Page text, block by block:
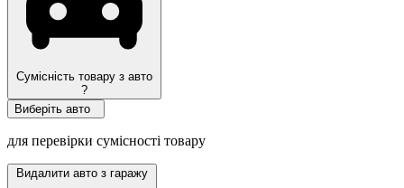
Сумісність товару з авто
?
Виберіть авто
для перевірки сумісності товару
Видалити авто з гаражу